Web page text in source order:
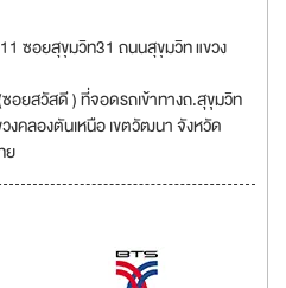
ซอยสุขุมวิท31 ถนนสุขุมวิท แขวง
ยสวัสดี ) ที่จอดรถเข้าทางถ.สุขุมวิท
งคลองตันเหนือ เขตวัฒนา จังหวัด
ย